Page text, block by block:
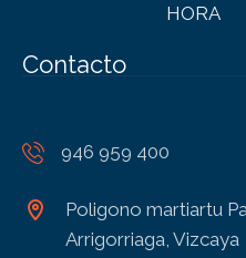
HORA
Contacto
946 959 400
Poligono martiartu
Arrigorriaga, Vizcaya